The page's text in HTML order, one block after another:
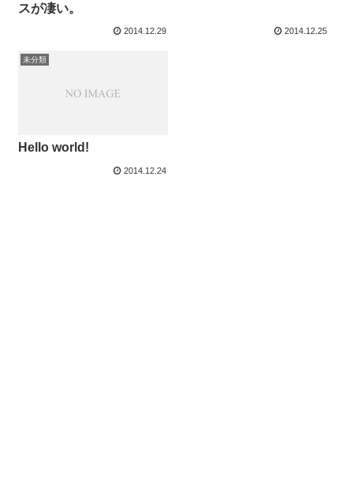
スが凄い。
2014.12.29 2014.12.25
未分類
Hello world!
2014.12.24